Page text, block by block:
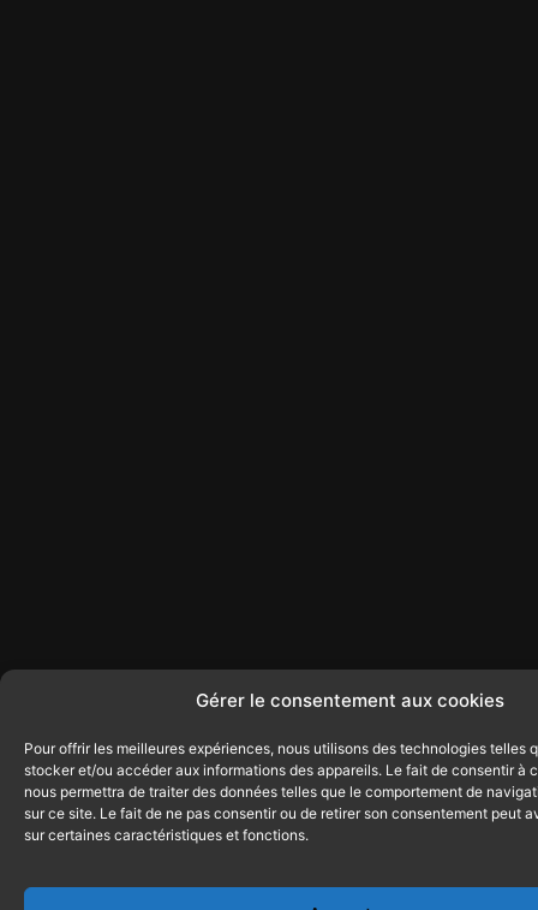
Gérer le consentement aux cookies
Pour offrir les meilleures expériences, nous utilisons des technologies telles
stocker et/ou accéder aux informations des appareils. Le fait de consentir à
nous permettra de traiter des données telles que le comportement de
sur ce site. Le fait de ne pas consentir ou de retirer son consentement peut
sur certaines caractéristiques et fonctions.